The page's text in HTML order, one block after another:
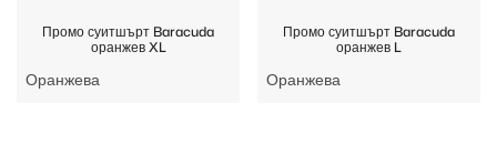
Промо суитшърт Baracuda
оранжев XL
Оранжева
Промо суитшърт Baracuda
оранжев L
Оранжева